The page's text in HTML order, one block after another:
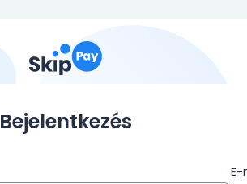
Skippay
Bejelentkezés
E-